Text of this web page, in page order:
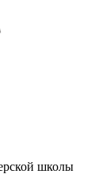
школы